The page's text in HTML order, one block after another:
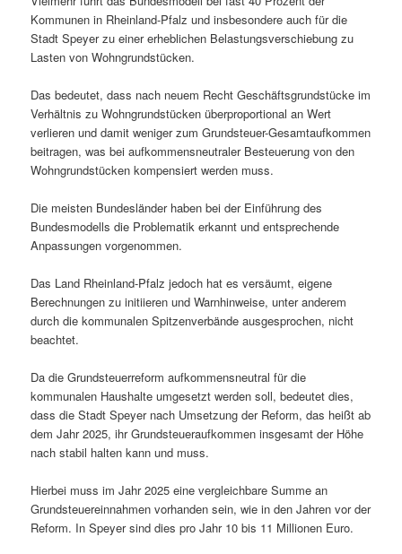
Kommunen in Rheinland-Pfalz und insbesondere auch für die
Stadt Speyer zu einer erheblichen Belastungsverschiebung zu
Lasten von Wohngrundstücken.
Das bedeutet, dass nach neuem Recht Geschäftsgrundstücke im
Verhältnis zu Wohngrundstücken überproportional an Wert
verlieren und damit weniger zum Grundsteuer-Gesamtaufkommen
beitragen, was bei aufkommensneutraler Besteuerung von den
Wohngrundstücken kompensiert werden muss.
Die meisten Bundesländer haben bei der Einführung des
Bundesmodells die Problematik erkannt und entsprechende
Anpassungen vorgenommen.
Das Land Rheinland-Pfalz jedoch hat es versäumt, eigene
Berechnungen zu initiieren und Warnhinweise, unter anderem
durch die kommunalen Spitzenverbände ausgesprochen, nicht
beachtet.
Da die Grundsteuerreform aufkommensneutral für die
kommunalen Haushalte umgesetzt werden soll, bedeutet dies,
dass die Stadt Speyer nach Umsetzung der Reform, das heißt ab
dem Jahr 2025, ihr Grundsteueraufkommen insgesamt der Höhe
nach stabil halten kann und muss.
Hierbei muss im Jahr 2025 eine vergleichbare Summe an
Grundsteuereinnahmen vorhanden sein, wie in den Jahren vor der
Reform. In Speyer sind dies pro Jahr 10 bis 11 Millionen Euro.